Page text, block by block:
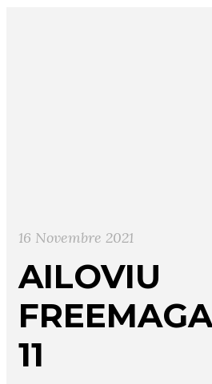
16 Novembre 2021
AILOVIU
11